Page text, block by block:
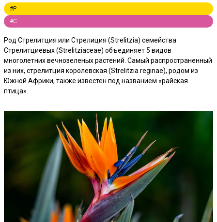
#Р
#С
Род Стрелитция или Стрелиция (Strelitzia) семейства
Стрелитциевых (Strelitziaceae) объединяет 5 видов
многолетних вечнозеленых растений. Самый распространенный
из них, стрелитция королевская (Strelitzia reginae), родом из
Южной Африки, также известен под названием «райская
птица».